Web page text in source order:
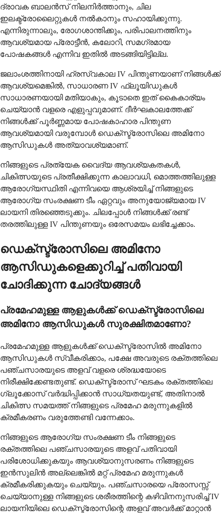
ദ്രാവക ബാലൻസ് നിലനിർത്താനും, ചില
ഇലക്ട്രോലൈറ്റുകൾ നൽകാനും സഹായിക്കുന്നു.
എന്നിരുന്നാലും, രോഗശാന്തിക്കും, പരിപാലനത്തിനും
ആവശ്യമായ പ്രോട്ടീൻ, കലോറി, സമഗ്രമായ
പോഷകങ്ങൾ എന്നിവ ഇതിൽ അടങ്ങിയിട്ടില്ല.
ജലാംശത്തിനായി ഹ്രസ്വകാല IV പിന്തുണയാണ് നിങ്ങൾക്ക്
ആവശ്യമെങ്കിൽ, സാധാരണ IV ഫ്ലൂയിഡുകൾ
സാധാരണയായി മതിയാകും, കൂടാതെ ഇത് കൈകാര്യം
ചെയ്യാൻ വളരെ എളുപ്പവുമാണ്. ദീർഘകാലത്തേക്ക്
നിങ്ങൾക്ക് പൂർണ്ണമായ പോഷകാഹാര പിന്തുണ
ആവശ്യമായി വരുമ്പോൾ ഡെക്സ്ട്രോസിലെ അമിനോ
ആസിഡുകൾ അത്യാവശ്യമാണ്.
നിങ്ങളുടെ പ്രത്യേക വൈദ്യ ആവശ്യകതകൾ,
ചികിത്സയുടെ പ്രതീക്ഷിക്കുന്ന കാലാവധി, മൊത്തത്തിലുള്ള
ആരോഗ്യസ്ഥിതി എന്നിവയെ ആശ്രയിച്ച് നിങ്ങളുടെ
ആരോഗ്യ സംരക്ഷണ ടീം ഏറ്റവും അനുയോജ്യമായ IV
ലായനി തിരഞ്ഞെടുക്കും. ചിലപ്പോൾ നിങ്ങൾക്ക് രണ്ട്
തരത്തിലുള്ള IV പിന്തുണയും ഒരേസമയം ലഭിച്ചേക്കാം.
ഡെക്സ്ട്രോസിലെ അമിനോ
ആസിഡുകളെക്കുറിച്ച് പതിവായി
ചോദിക്കുന്ന ചോദ്യങ്ങൾ
പ്രമേഹമുള്ള ആളുകൾക്ക് ഡെക്സ്ട്രോസിലെ
അമിനോ ആസിഡുകൾ സുരക്ഷിതമാണോ?
പ്രമേഹമുള്ള ആളുകൾക്ക് ഡെക്സ്ട്രോസിൽ അമിനോ
ആസിഡുകൾ സ്വീകരിക്കാം, പക്ഷേ അവരുടെ രക്തത്തിലെ
പഞ്ചസാരയുടെ അളവ് വളരെ ശ്രദ്ധയോടെ
നിരീക്ഷിക്കേണ്ടതുണ്ട്. ഡെക്സ്ട്രോസ് ഘടകം രക്തത്തിലെ
ഗ്ലൂക്കോസ് വർദ്ധിപ്പിക്കാൻ സാധ്യതയുണ്ട്, അതിനാൽ
ചികിത്സ സമയത്ത് നിങ്ങളുടെ പ്രമേഹ മരുന്നുകളിൽ
ക്രമീകരണം വരുത്തേണ്ടി വന്നേക്കാം.
നിങ്ങളുടെ ആരോഗ്യ സംരക്ഷണ ടീം നിങ്ങളുടെ
രക്തത്തിലെ പഞ്ചസാരയുടെ അളവ് പതിവായി
പരിശോധിക്കുകയും ആവശ്യാനുസരണം നിങ്ങളുടെ
ഇൻസുലിൻ അല്ലെങ്കിൽ മറ്റ് പ്രമേഹ മരുന്നുകൾ
ക്രമീകരിക്കുകയും ചെയ്യും. പഞ്ചസാരയെ പ്രോസസ്സ്
ചെയ്യാനുള്ള നിങ്ങളുടെ ശരീരത്തിന്റെ കഴിവിനനുസരിച്ച് IV
ലായനിയിലെ ഡെക്സ്ട്രോസിന്റെ അളവ് അവർക്ക് മാറ്റാൻ